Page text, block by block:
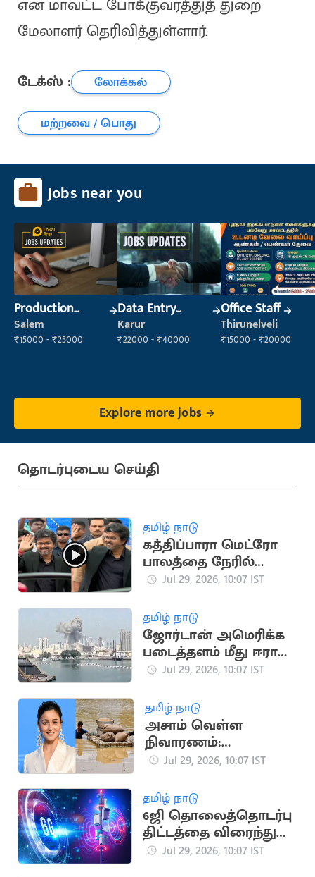
என மாவட்ட போக்குவரத்துத் துறை
மேலாளர் தெரிவித்துள்ளார்.
டேக்ஸ் :
லோக்கல்
மற்றவை / பொது
Jobs near you
Production
Supervisor
Salem
₹15000 - ₹25000
Data Entry
Operator
Karur
₹22000 - ₹40000
Office Staff
Thirunelveli
₹15000 - ₹20000
Explore more jobs
தொடர்புடைய செய்தி
தமிழ் நாடு
கத்திப்பாரா மெட்ரோ
பாலத்தை நேரில்
ஆய்வு செய்த
Jul 29, 2026, 10:07 IST
தமிழ் நாடு
ஜோர்டான் அமெரிக்க
படைத்தளம் மீது ஈரான்
திடீர் தாக்குதல்
Jul 29, 2026, 10:07 IST
தமிழ் நாடு
அசாம் வெள்ள
நிவாரணம்:
ரசிகர்களுக்கு நடிகை
வேண்டுகோள்
Jul 29, 2026, 10:07 IST
தமிழ் நாடு
6ஜி தொலைத்தொடர்பு
திட்டத்தை விரைந்து
செயல்படுத்த உலக
Jul 29, 2026, 10:07 IST